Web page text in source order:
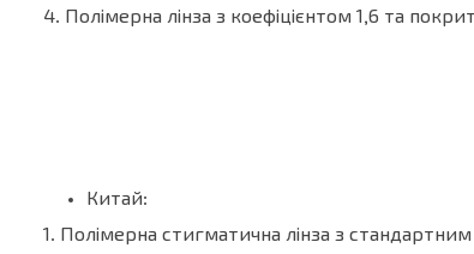
4. Полімерна лінза з коефіцієнтом 1,6 та
Китай:
1. Полімерна стигматична лінза з